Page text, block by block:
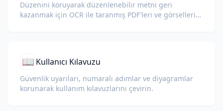
Düzenini koruyarak düzenlenebilir metni geri
kazanmak için OCR ile taranmış PDF'leri ve görselleri
📖 Kullanıcı Kılavuzu
Güvenlik uyarıları, numaralı adımlar ve diyagramlar
korunarak kullanım kılavuzlarını çevirin.